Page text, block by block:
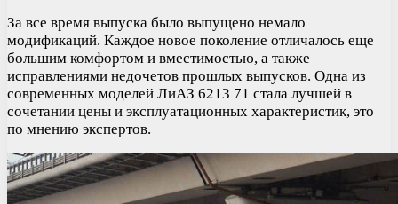
За все время выпуска было выпущено немало
модификаций. Каждое новое поколение отличалось еще
большим комфортом и вместимостью, а также
исправлениями недочетов прошлых выпусков. Одна из
современных моделей ЛиАЗ 6213 71 стала лучшей в
сочетании цены и эксплуатационных характеристик, это
по мнению экспертов.